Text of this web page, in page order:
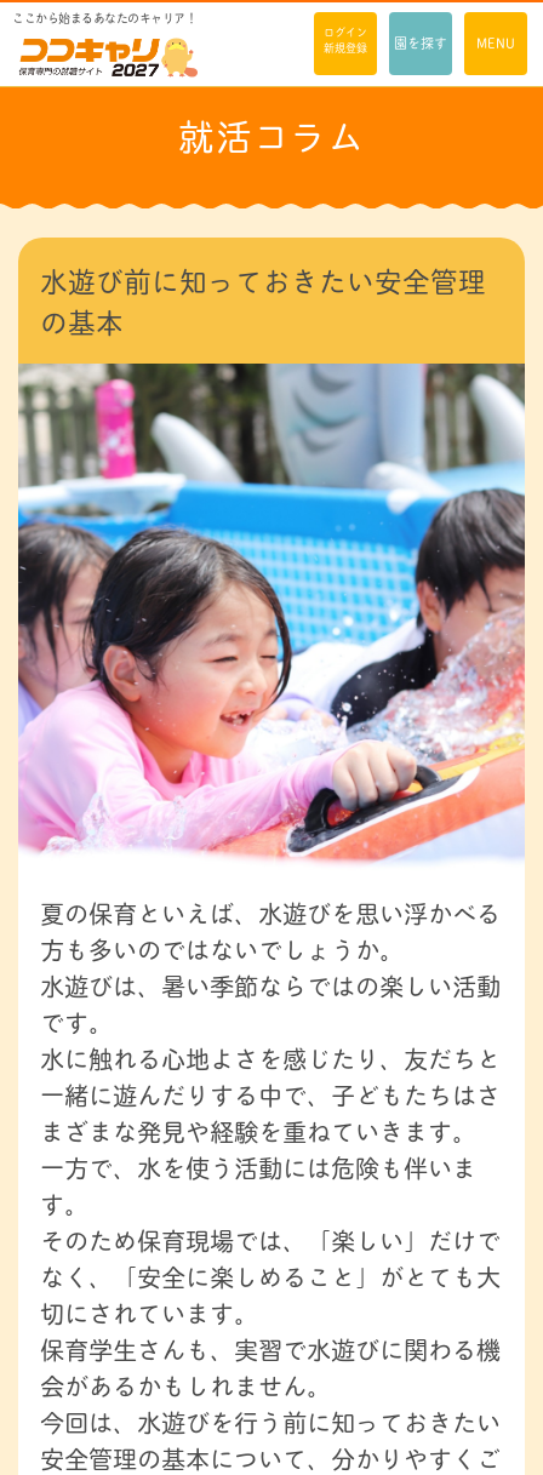
ここから始まるあなたのキャリア！
ログイン
新規登録
園を探す MENU
就活コラム
水遊び前に知っておきたい安全管理
の基本
夏の保育といえば、水遊びを思い浮かべる
方も多いのではないでしょうか。
水遊びは、暑い季節ならではの楽しい活動
です。
水に触れる心地よさを感じたり、友だちと
一緒に遊んだりする中で、子どもたちはさ
まざまな発見や経験を重ねていきます。
一方で、水を使う活動には危険も伴いま
す。
そのため保育現場では、「楽しい」だけで
なく、「安全に楽しめること」がとても大
切にされています。
保育学生さんも、実習で水遊びに関わる機
会があるかもしれません。
今回は、水遊びを行う前に知っておきたい
安全管理の基本について、分かりやすくご